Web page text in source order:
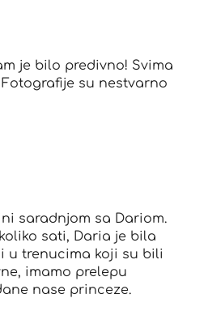
je bilo predivno! Svima
su nestvarno
saradnjom sa Dariom.
sati, Daria je bila
u trenucima koji su bili
imamo prelepu
nase princeze.